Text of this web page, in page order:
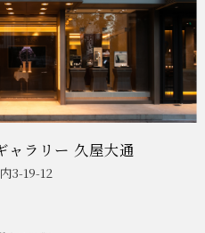
ラリー 久屋大通
3-19-12